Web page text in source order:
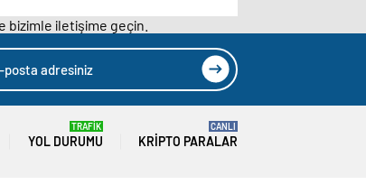
bizimle iletişime geçin.
YOL DURUMU
TRAFİK
KRIPTO PARALAR
CANLI